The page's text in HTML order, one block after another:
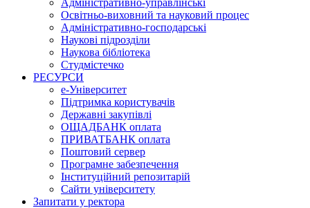
Освітньо-виховний та науковий процес
Адміністративно-господарські
Наукові підрозділи
Наукова бібліотека
Студмістечко
РЕСУРСИ
е-Університет
Підтримка користувачів
Державні закупівлі
ОЩАДБАНК оплата
ПРИВАТБАНК оплата
Поштовий сервер
Програмне забезпечення
Інституційний репозитарій
Сайти університету
Запитати у ректора